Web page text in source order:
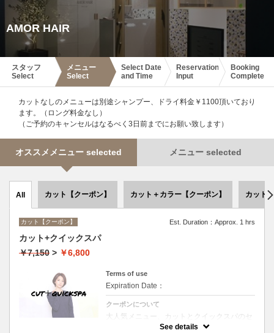
AMOR HAIR
スタッフ
Select
メニュー
Select
Select Date
and Time
Reservation
Input
Booking
Complete
カットなしのメニューは別途シャンプー、ドライ料金￥1100頂いており
ます。（ロング料金なし）
（ご予約のキャンセルはなるべく3日前までにお願い致します）
オススメメニュー selected メニュー selected
All カット【クーポン】 カット＋カラー【クーポン】 カット
カット【クーポン】 Est. Duration：Approx. 1 hrs
カット+クイックスパ
￥7,150 > ￥6,800
Terms of use
Expiration Date：
クーポンについて
大人気メニュー、カットとクイックスパのセ
ットメニュー。本場バリ式クイックスパで頭
See details